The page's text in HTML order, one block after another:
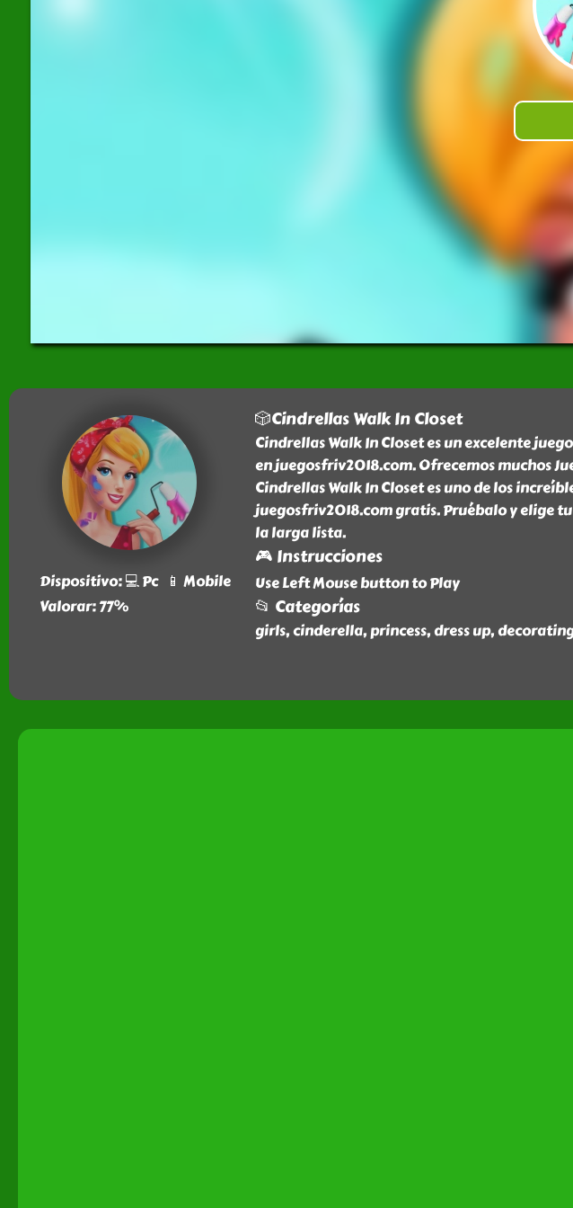
Dispositivo: 💻 Pc 📱 Mobile
Valorar: 77%
🎲Cindrellas Walk In Closet
Cindrellas Walk In Closet es un excelente
en juegosfriv2018.com. Ofrecemos muchos
Cindrellas Walk In Closet es uno de los
juegosfriv2018.com gratis. Pruébalo y elige
la larga lista.
🎮 Instrucciones
Use Left Mouse button to Play
📂 Categorías
girls, cinderella, princess, dress up,